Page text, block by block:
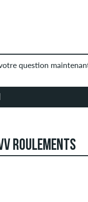
question
ROULEMENTS